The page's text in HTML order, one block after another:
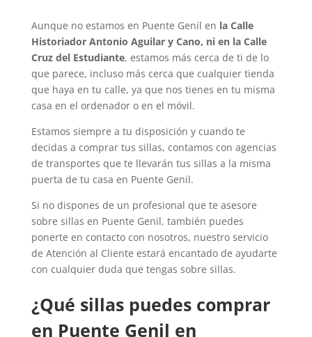
Aunque no estamos en Puente Genil en la Calle
Historiador Antonio Aguilar y Cano, ni en la Calle
Cruz del Estudiante, estamos más cerca de ti de lo
que parece, incluso más cerca que cualquier tienda
que haya en tu calle, ya que nos tienes en tu misma
casa en el ordenador o en el móvil.
Estamos siempre a tu disposición y cuando te
decidas a comprar tus sillas, contamos con agencias
de transportes que te llevarán tus sillas a la misma
puerta de tu casa en Puente Genil.
Si no dispones de un profesional que te asesore
sobre sillas en Puente Genil, también puedes
ponerte en contacto con nosotros, nuestro servicio
de Atención al Cliente estará encantado de ayudarte
con cualquier duda que tengas sobre sillas.
¿Qué sillas puedes comprar
en Puente Genil en